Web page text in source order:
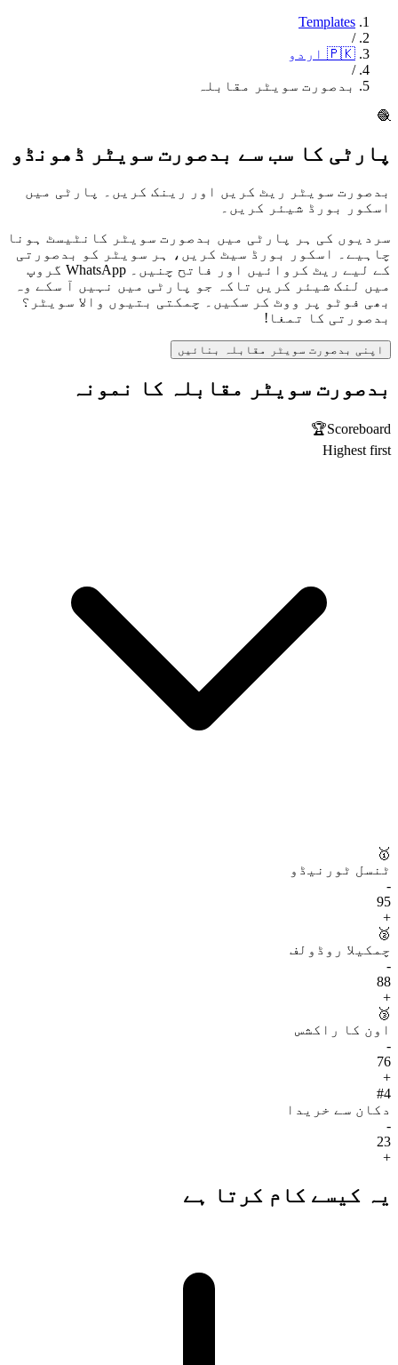
Templates
/
🇵🇰 اردو
/
بدصورت سویٹر مقابلہ
🧶
پارٹی کا سب سے بدصورت سویٹر ڈھونڈو
بدصورت سویٹر ریٹ کریں اور رینک کریں۔ پارٹی میں
اسکور بورڈ شیئر کریں۔
سردیوں کی ہر پارٹی میں بدصورت سویٹر کانٹیسٹ ہونا
چاہیے۔ اسکور بورڈ سیٹ کریں، ہر سویٹر کو بدصورتی
کے لیے ریٹ کروائیں اور فاتح چنیں۔ WhatsApp گروپ
میں لنک شیئر کریں تاکہ جو پارٹی میں نہیں آ سکے وہ
بھی فوٹو پر ووٹ کر سکیں۔ چمکتی بتیوں والا سویٹر؟
بدصورتی کا تمغا!
اپنی بدصورت سویٹر مقابلہ بنائیں
بدصورت سویٹر مقابلہ کا نمونہ
Scoreboard
🏆
Highest first
🥇
ٹنسل ٹورنیڈو
-
95
+
🥈
چمکیلا روڈولف
-
88
+
🥉
اون کا راکشس
-
76
+
#4
دکان سے خریدا
-
23
+
یہ کیسے کام کرتا ہے